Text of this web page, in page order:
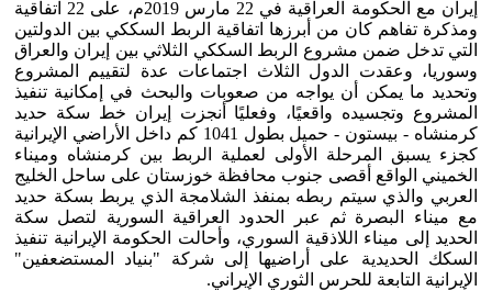
إيران مع الحكومة العراقية في 22 مارس 2019م، على 22 اتفاقية
ومذكرة تفاهم كان من أبرزها اتفاقية الربط السككي بين الدولتين
التي تدخل ضمن مشروع الربط السككي الثلاثي بين إيران والعراق
وسوريا، وعقدت الدول الثلاث اجتماعات عدة لتقييم المشروع
وتحديد ما يمكن أن يواجه من صعوبات والبحث في إمكانية تنفيذ
المشروع وتجسيده واقعيًا، وفعليًا أنجزت إيران خط سكة حديد
كرمنشاه - بيستون - حميل بطول 1041 كم داخل الأراضي الإيرانية
كجزء يسبق المرحلة الأولى لعملية الربط بين كرمنشاه وميناء
الخميني الواقع أقصى جنوب محافظة خوزستان على ساحل الخليج
العربي والذي سيتم ربطه بمنفذ الشلامجة الذي يربط بسكة حديد
مع ميناء البصرة ثم عبر الحدود العراقية السورية لتصل سكة
الحديد إلى ميناء اللاذقية السوري، وأحالت الحكومة الإيرانية تنفيذ
السكك الحديدية على أراضيها إلى شركة "بنياد المستضعفين"
الإيرانية التابعة للحرس الثوري الإيراني.